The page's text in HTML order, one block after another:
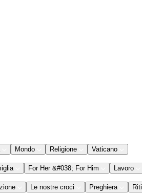
Mondo Religione Vaticano
For Her &#038; For Him Lavoro
Le nostre croci Preghiera Riti